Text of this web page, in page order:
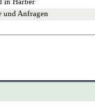
und Anfragen